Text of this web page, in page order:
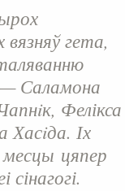
гета,
Саламона
Фелікса
Хасiда. Іх
цяпер
сінагогі.